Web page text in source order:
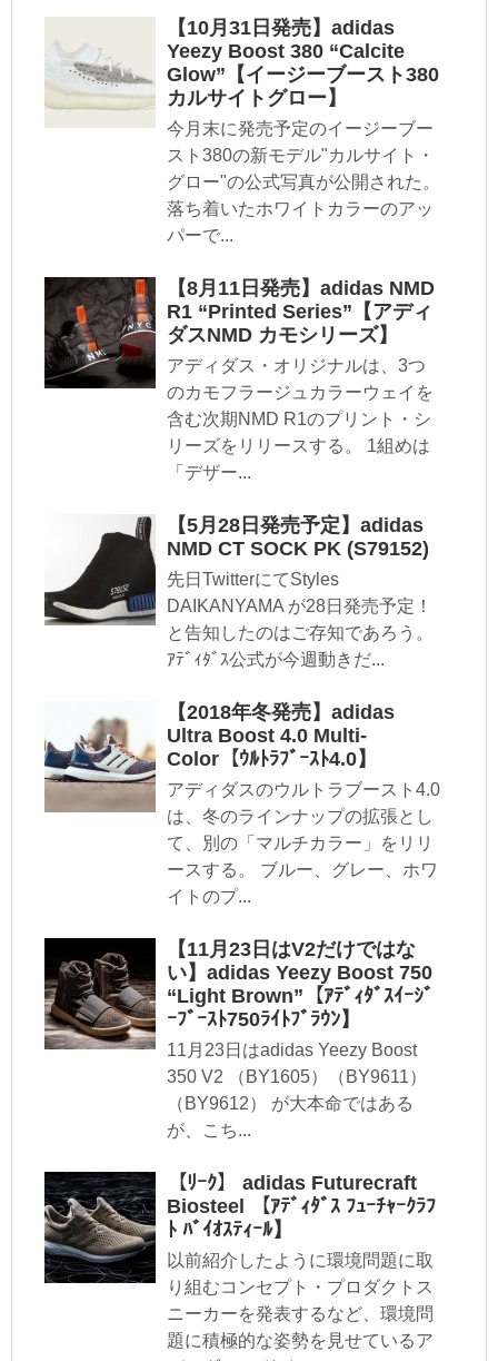
【10月31日発売】adidas
Yeezy Boost 380 “Calcite
Glow”【イージーブースト380
カルサイトグロー】
今月末に発売予定のイージーブー
スト380の新モデル"カルサイト・
グロー"の公式写真が公開された。
落ち着いたホワイトカラーのアッ
パーで...
【8月11日発売】adidas NMD
R1 “Printed Series”【アディ
ダスNMD カモシリーズ】
アディダス・オリジナルは、3つ
のカモフラージュカラーウェイを
含む次期NMD R1のプリント・シ
リーズをリリースする。 1組めは
「デザー...
【5月28日発売予定】adidas
NMD CT SOCK PK (S79152)
先日TwitterにてStyles
DAIKANYAMA が28日発売予定！
と告知したのはご存知であろう。
ｱﾃﾞｨﾀﾞｽ公式が今週動きだ...
【2018年冬発売】adidas
Ultra Boost 4.0 Multi-
Color【ｳﾙﾄﾗﾌﾞｰｽﾄ4.0】
アディダスのウルトラブースト4.0
は、冬のラインナップの拡張とし
て、別の「マルチカラー」をリリ
ースする。 ブルー、グレー、ホワ
イトのプ...
【11月23日はV2だけではな
い】adidas Yeezy Boost 750
“Light Brown”【ｱﾃﾞｨﾀﾞｽｲｰｼﾞ
ｰﾌﾞｰｽﾄ750ﾗｲﾄﾌﾞﾗｳﾝ】
11月23日はadidas Yeezy Boost
350 V2 （BY1605）（BY9611）
（BY9612） が大本命ではある
が、こち...
【ﾘｰｸ】 adidas Futurecraft
Biosteel 【ｱﾃﾞｨﾀﾞｽ ﾌｭｰﾁｬｰｸﾗﾌ
ﾄ ﾊﾞｲｵｽﾃｨｰﾙ】
以前紹介したように環境問題に取
り組むコンセプト・プロダクトス
ニーカーを発表するなど、環境問
題に積極的な姿勢を見せているア